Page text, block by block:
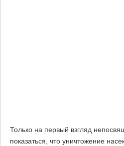
Только на первый взгляд
показаться, что уничтожение